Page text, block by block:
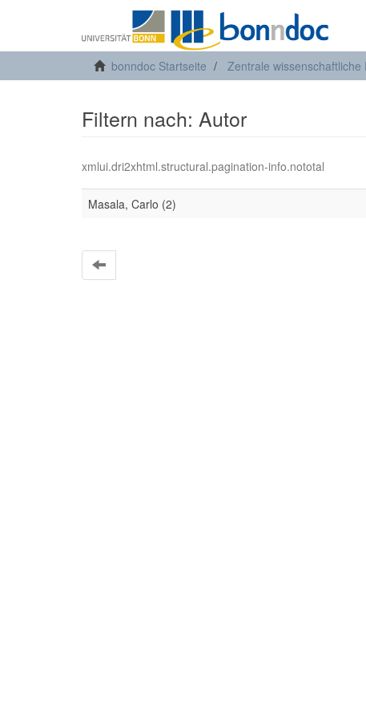
bonndoc Startseite Zentrale wissenschaftliche
Filtern nach: Autor
xmlui.dri2xhtml.structural.pagination-info.nototal
Masala, Carlo (2)